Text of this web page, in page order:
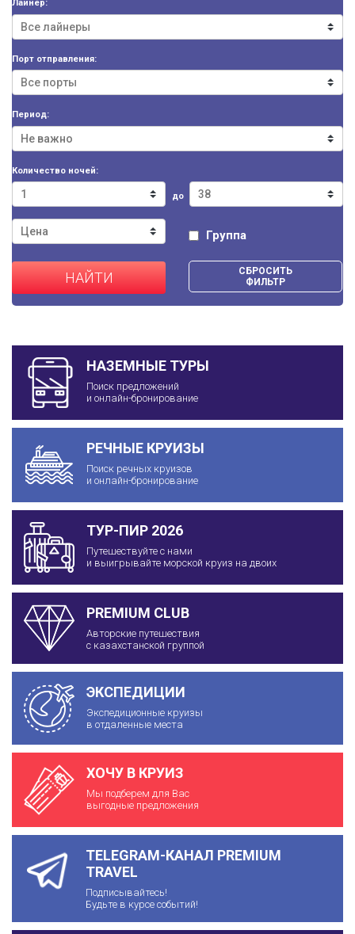
Лайнер:
Порт отправления:
Период:
Количество ночей:
до
Группа
НАЙТИ
СБРОСИТЬ
ФИЛЬТР
НАЗЕМНЫЕ ТУРЫ
Поиск предложений
и онлайн-бронирование
РЕЧНЫЕ КРУИЗЫ
Поиск речных круизов
и онлайн-бронирование
ТУР-ПИР 2026
Путешествуйте с нами
и выигрывайте морской круиз на двоих
PREMIUM CLUB
Авторские путешествия
с казахстанской группой
ЭКСПЕДИЦИИ
Экспедиционные круизы
в отдаленные места
ХОЧУ В КРУИЗ
Мы подберем для Вас
выгодные предложения
TELEGRAM-КАНАЛ PREMIUM
TRAVEL
Подписывайтесь!
Будьте в курсе событий!